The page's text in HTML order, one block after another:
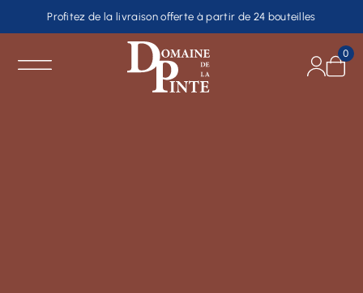
Profitez de la livraison offerte à partir de 24 bouteilles
0